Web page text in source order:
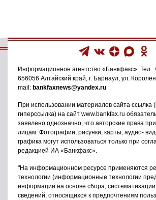
Информационное агентство «Банкфакс». Тел.
656056 Алтайский край, г. Барнаул, ул.
mail: bankfaxnews@yandex.ru
При использовании материалов сайта ссылка
гиперссылка) на сайт www.bankfax.ru
заявлено однозначно, что авторские права
лицам. Фотографии, рисунки, карты, аудио-
графика могут использоваться только при
редакцией ИА «Банкфакс».
"На информационном ресурсе применяются
технологии (информационные технологии
информации на основе сбора,
сведений, относящихся к предпочтениям